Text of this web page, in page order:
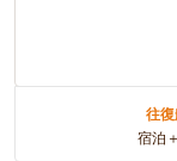
往
宿泊